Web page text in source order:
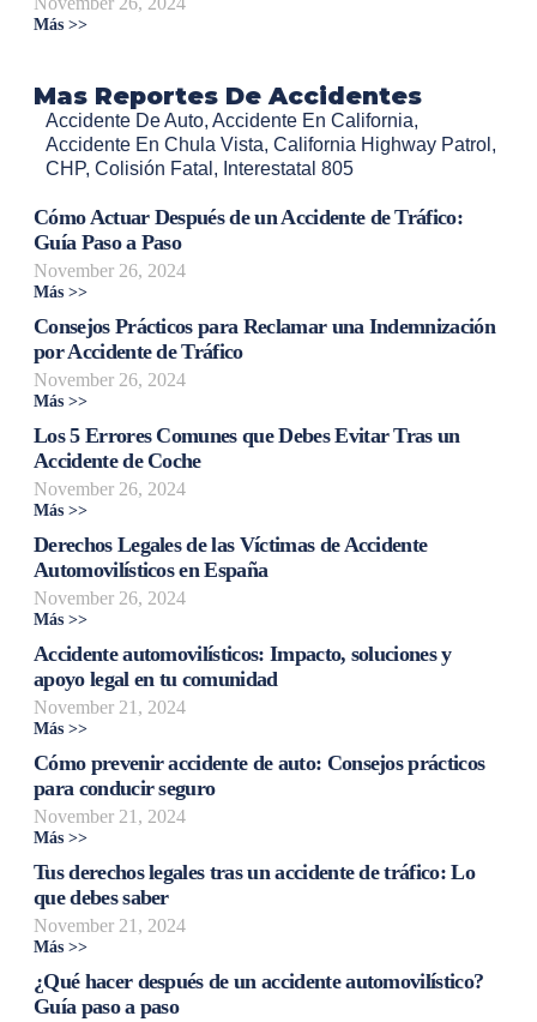
Más >>
Mas Reportes De Accidentes
Accidente De Auto, Accidente En California,
Accidente En Chula Vista, California Highway Patrol ,
CHP, Colisión Fatal , Interestatal 805
Cómo Actuar Después de un Accidente de Tráfico:
Guía Paso a Paso
November 26, 2024
Más >>
Consejos Prácticos para Reclamar una Indemnización
por Accidente de Tráfico
November 26, 2024
Más >>
Los 5 Errores Comunes que Debes Evitar Tras un
Accidente de Coche
November 26, 2024
Más >>
Derechos Legales de las Víctimas de Accidente
Automovilísticos en España
November 26, 2024
Más >>
Accidente automovilísticos: Impacto, soluciones y
apoyo legal en tu comunidad
November 21, 2024
Más >>
Cómo prevenir accidente de auto: Consejos prácticos
para conducir seguro
November 21, 2024
Más >>
Tus derechos legales tras un accidente de tráfico: Lo
que debes saber
November 21, 2024
Más >>
¿Qué hacer después de un accidente automovilístico?
Guía paso a paso